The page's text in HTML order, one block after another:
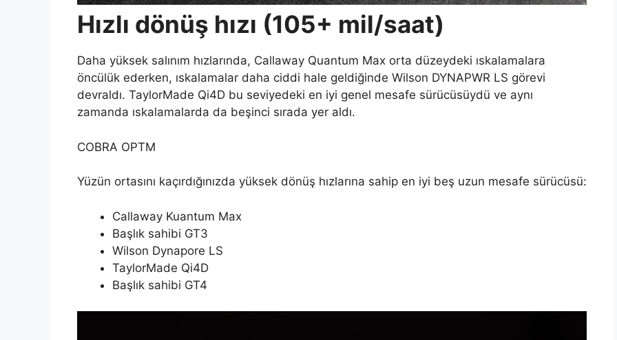
Hızlı dönüş hızı (105+ mil/saat)
Daha yüksek salınım hızlarında, Callaway Quantum Max orta düzeydeki ıskalamalara
öncülük ederken, ıskalamalar daha ciddi hale geldiğinde Wilson DYNAPWR LS görevi
devraldı. TaylorMade Qi4D bu seviyedeki en iyi genel mesafe sürücüsüydü ve aynı
zamanda ıskalamalarda da beşinci sırada yer aldı.
COBRA OPTM
Yüzün ortasını kaçırdığınızda yüksek dönüş hızlarına sahip en iyi beş uzun mesafe sürücüsü:
Callaway Kuantum Max
Başlık sahibi GT3
Wilson Dynapore LS
TaylorMade Qi4D
Başlık sahibi GT4